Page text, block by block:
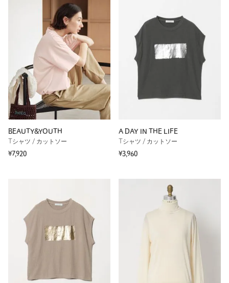
BEAUTY&YOUTH
Tシャツ / カットソー
¥7,920
A DAY IN THE LIFE
Tシャツ / カットソー
¥3,960